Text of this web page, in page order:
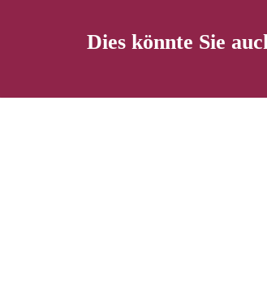
Dies könnte Sie